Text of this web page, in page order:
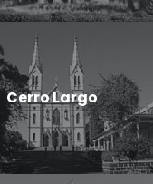
Cerro Largo